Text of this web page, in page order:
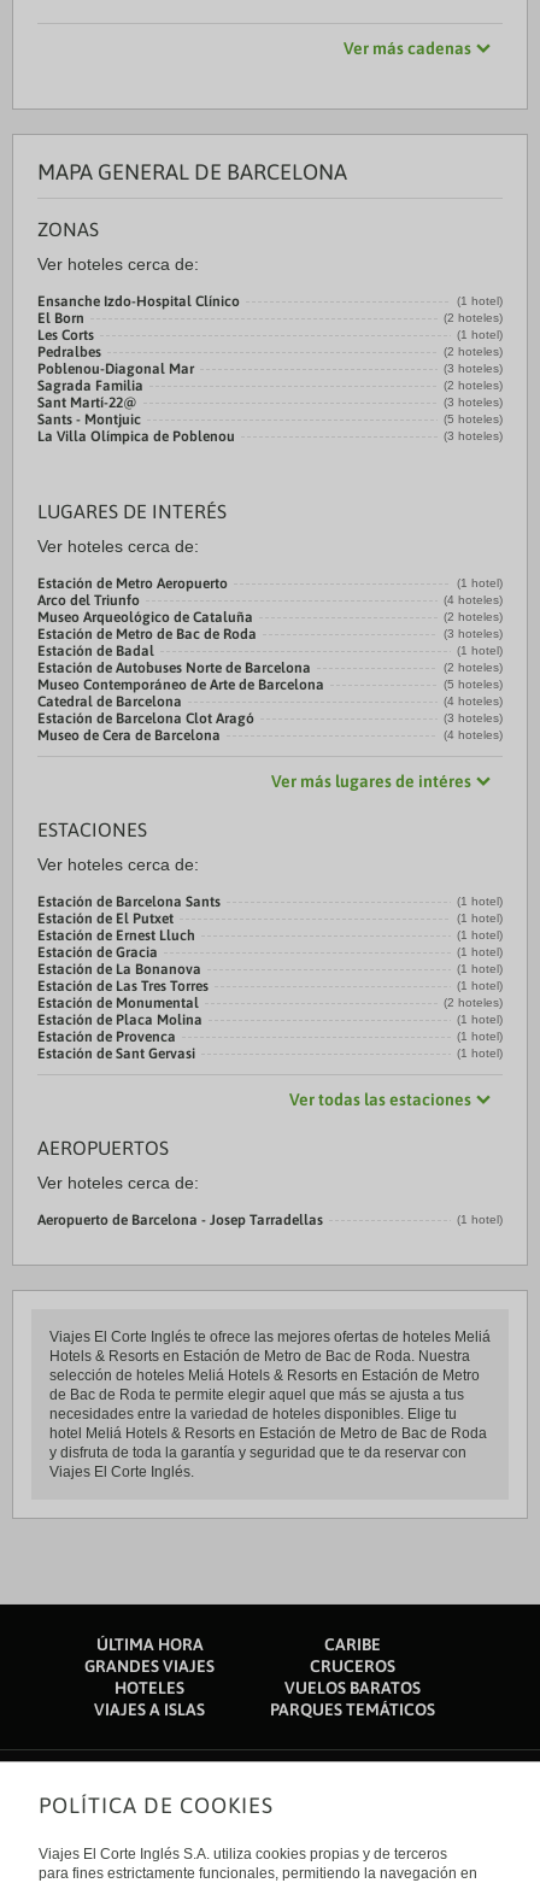
Ver más cadenas
MAPA GENERAL DE BARCELONA
ZONAS
Ver hoteles cerca de:
Ensanche Izdo-Hospital Clínico (1 hotel)
El Born (2 hoteles)
Les Corts (1 hotel)
Pedralbes (2 hoteles)
Poblenou-Diagonal Mar (3 hoteles)
Sagrada Familia (2 hoteles)
Sant Martí-22@ (3 hoteles)
Sants - Montjuic (5 hoteles)
La Villa Olímpica de Poblenou (3 hoteles)
LUGARES DE INTERÉS
Ver hoteles cerca de:
Estación de Metro Aeropuerto (1 hotel)
Arco del Triunfo (4 hoteles)
Museo Arqueológico de Cataluña (2 hoteles)
Estación de Metro de Bac de Roda (3 hoteles)
Estación de Badal (1 hotel)
Estación de Autobuses Norte de Barcelona (2 hoteles)
Museo Contemporáneo de Arte de Barcelona (5 hoteles)
Catedral de Barcelona (4 hoteles)
Estación de Barcelona Clot Aragó (3 hoteles)
Museo de Cera de Barcelona (4 hoteles)
Ver más lugares de intéres
ESTACIONES
Ver hoteles cerca de:
Estación de Barcelona Sants (1 hotel)
Estación de El Putxet (1 hotel)
Estación de Ernest Lluch (1 hotel)
Estación de Gracia (1 hotel)
Estación de La Bonanova (1 hotel)
Estación de Las Tres Torres (1 hotel)
Estación de Monumental (2 hoteles)
Estación de Placa Molina (1 hotel)
Estación de Provenca (1 hotel)
Estación de Sant Gervasi (1 hotel)
Ver todas las estaciones
AEROPUERTOS
Ver hoteles cerca de:
Aeropuerto de Barcelona - Josep Tarradellas (1 hotel)
Viajes El Corte Inglés te ofrece las mejores ofertas de hoteles Meliá
Hotels & Resorts en Estación de Metro de Bac de Roda. Nuestra
selección de hoteles Meliá Hotels & Resorts en Estación de Metro
de Bac de Roda te permite elegir aquel que más se ajusta a tus
necesidades entre la variedad de hoteles disponibles. Elige tu
hotel Meliá Hotels & Resorts en Estación de Metro de Bac de Roda
y disfruta de toda la garantía y seguridad que te da reservar con
Viajes El Corte Inglés.
ÚLTIMA HORA
CARIBE
GRANDES VIAJES
CRUCEROS
HOTELES
VUELOS BARATOS
VIAJES A ISLAS
PARQUES TEMÁTICOS
Sobre nosotros
Quiénes somos
Financiación
POLÍTICA DE COOKIES
Viajes El Corte Inglés S.A. utiliza cookies propias y de terceros
para fines estrictamente funcionales, permitiendo la navegación en